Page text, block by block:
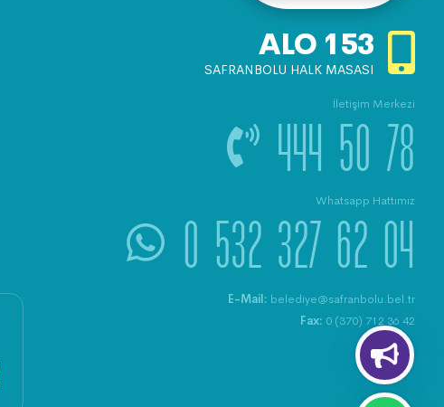
ALO 153
SAFRANBOLU HALK MASASI
İletişim Merkezi
444 50 78
Whatsapp Hattımız
0 532 327 62 04
E-Mail: belediye@safranbolu.bel.tr
Fax: 0 (370) 712 36 42